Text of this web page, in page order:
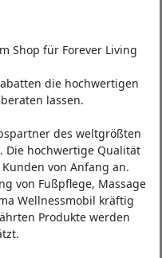
Shop für Forever Living
die hochwertigen
lassen.
des weltgrößten
Die hochwertige Qualität
von Anfang an.
von Fußpflege, Massage
Wellnessmobil kräftig
Produkte werden